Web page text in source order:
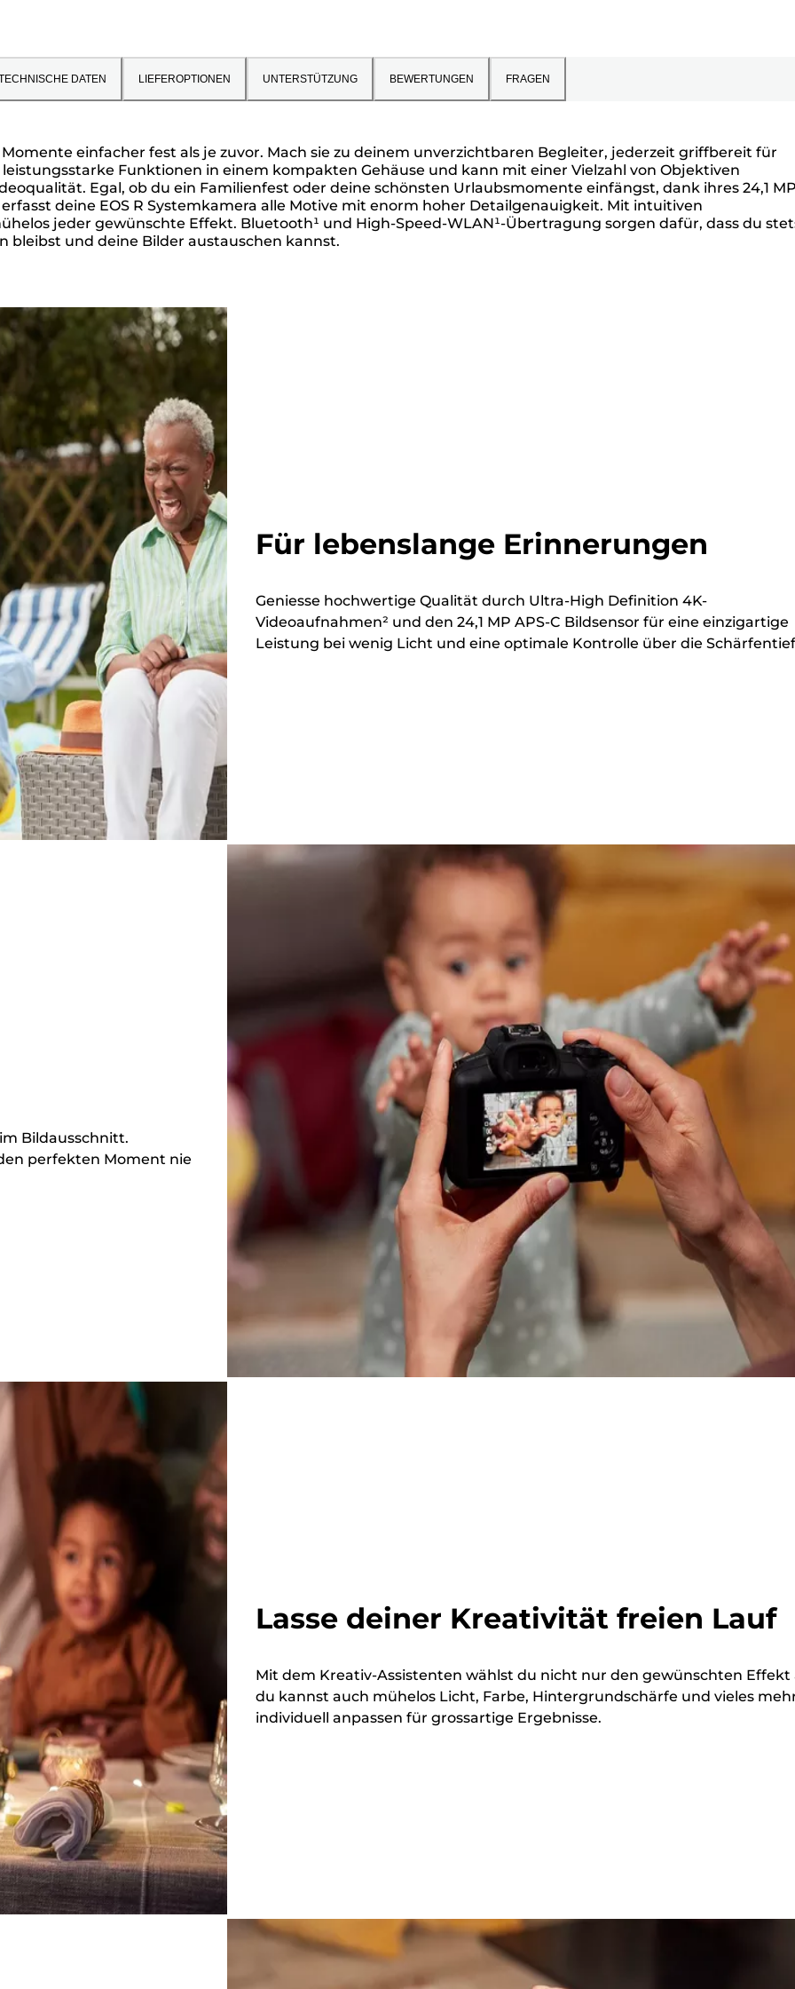
DATEN LIEFEROPTIONEN UNTERSTÜTZUNG BEWERTUNGEN FRAGEN
einfacher fest als je zuvor. Mach sie zu deinem unverzichtbaren Begleiter, jederzeit griffbereit für
Funktionen in einem kompakten Gehäuse und kann mit einer Vielzahl von Objektiven
Egal, ob du ein Familienfest oder deine schönsten Urlaubsmomente einfängst, dank ihres 24,1
deine EOS R Systemkamera alle Motive mit enorm hoher Detailgenauigkeit. Mit intuitiven
jeder gewünschte Effekt. Bluetooth¹ und High-Speed-WLAN¹-Übertragung sorgen dafür, dass du
und deine Bilder austauschen kannst.
Für lebenslange Erinnerungen
Geniesse hochwertige Qualität durch Ultra-High Definition 4K-
Videoaufnahmen² und den 24,1 MP APS-C Bildsensor für eine einzigartige
Leistung bei wenig Licht und eine optimale Kontrolle über die
Bildausschnitt.
perfekten Moment nie
Lasse deiner Kreativität freien Lauf
Mit dem Kreativ-Assistenten wählst du nicht nur den gewünschten Effekt
du kannst auch mühelos Licht, Farbe, Hintergrundschärfe und vieles
individuell anpassen für grossartige Ergebnisse.